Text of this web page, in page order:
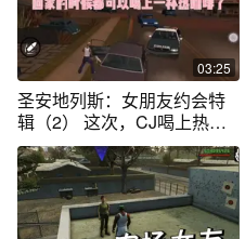
03:25
圣安地列斯：女朋友约会特
辑（2） 这次，CJ喝上热咖
啡了☕️🤪